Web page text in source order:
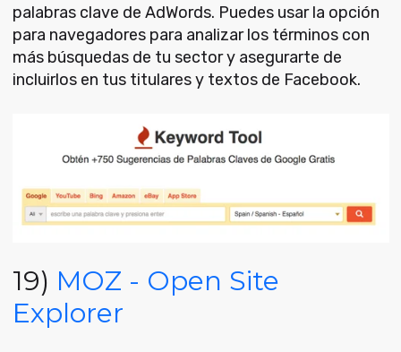
palabras clave de AdWords. Puedes usar la opción
para navegadores para analizar los términos con
más búsquedas de tu sector y asegurarte de
incluirlos en tus titulares y textos de Facebook.
19) MOZ - Open Site
Explorer